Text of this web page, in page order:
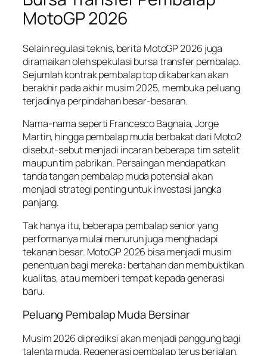
MotoGP 2026
Selain regulasi teknis, berita MotoGP 2026 juga
diramaikan oleh spekulasi bursa transfer pembalap.
Sejumlah kontrak pembalap top dikabarkan akan
berakhir pada akhir musim 2025, membuka peluang
terjadinya perpindahan besar-besaran.
Nama-nama seperti Francesco Bagnaia, Jorge
Martin, hingga pembalap muda berbakat dari Moto2
disebut-sebut menjadi incaran beberapa tim satelit
maupun tim pabrikan. Persaingan mendapatkan
tanda tangan pembalap muda potensial akan
menjadi strategi penting untuk investasi jangka
panjang.
Tak hanya itu, beberapa pembalap senior yang
performanya mulai menurun juga menghadapi
tekanan besar. MotoGP 2026 bisa menjadi musim
penentuan bagi mereka: bertahan dan membuktikan
kualitas, atau memberi tempat kepada generasi
baru.
Peluang Pembalap Muda Bersinar
Musim 2026 diprediksi akan menjadi panggung bagi
talenta muda. Regenerasi pembalap terus berjalan,